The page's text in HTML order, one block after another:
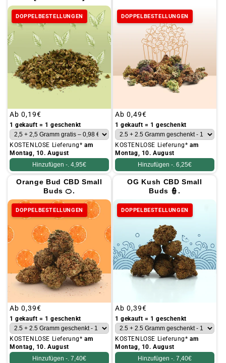
DOPPELBESTELLUNGEN
Üblicher
Preis
Ab 0,19€
1 gekauft = 1 geschenkt
KOSTENLOSE Lieferung*am
Montag, 10. August
Hinzufügen -. 4,95€
DOPPELBESTELLUNGEN
Üblicher
Preis
Ab 0,49€
1 gekauft = 1 geschenkt
KOSTENLOSE Lieferung*am
Montag, 10. August
Hinzufügen -. 6,25€
Orange Bud CBD Small
Buds 🍊.
DOPPELBESTELLUNGEN
Üblicher
Preis
Ab 0,39€
1 gekauft = 1 geschenkt
KOSTENLOSE Lieferung*am
Montag, 10. August
Hinzufügen -. 7,40€
OG Kush CBD Small
Buds 👮.
DOPPELBESTELLUNGEN
Üblicher
Preis
Ab 0,39€
1 gekauft = 1 geschenkt
KOSTENLOSE Lieferung*am
Montag, 10. August
Hinzufügen -. 7,40€